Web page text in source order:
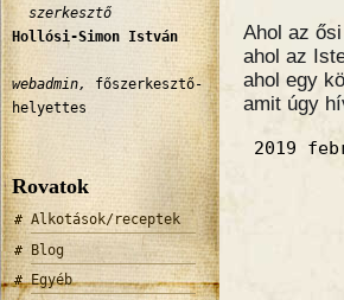
szerkesztő
Hollósi-Simon István
webadmin,
főszerkesztő-
helyettes
Rovatok
Alkotások/receptek
Blog
Egyéb
Ahol az
ahol az
ahol egy
amit úgy
2019